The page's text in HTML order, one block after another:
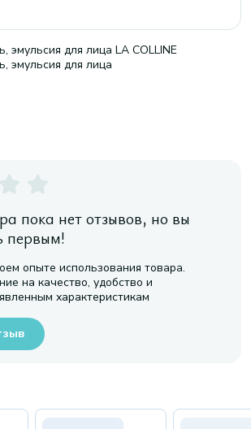
эмульсия для лица LA COLLINE
эмульсия для лица
пока нет отзывов, но вы
первым!
опыте использования товара.
на качество, удобство и
характеристикам